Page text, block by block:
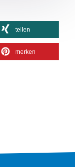
teilen
merken